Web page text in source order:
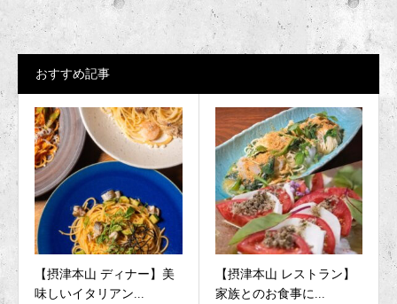
おすすめ記事
【摂津本山 ディナー】美
味しいイタリアン...
【摂津本山 レストラン】
家族とのお食事に...